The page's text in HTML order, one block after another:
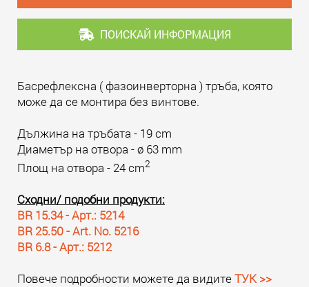
ПОИСКАЙ ИНФОРМАЦИЯ
Басрефлексна ( фазоинверторна ) тръба, която
може да се монтира без винтове.
Дължина на тръбата - 19 cm
Диаметър на отвора - ø 63 mm
Площ на отвора - 24 cm2
Сходни/ подобни продукти:
BR 15.34 - Арт.: 5214
BR 25.50 - Art. No. 5216
BR 6.8 - Арт.: 5212
Повече подробности можете да видитеТУК >>